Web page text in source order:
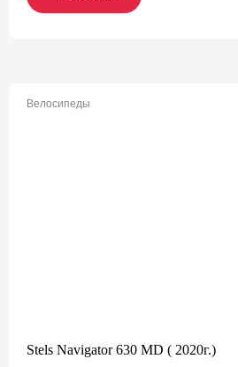
Велосипеды
Stels Navigator 630 MD ( 2020г.)